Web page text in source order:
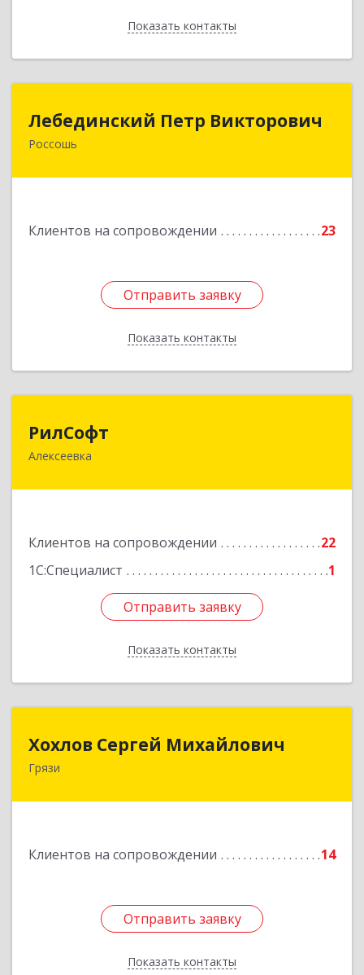
Показать контакты
Назад
Лебединский Петр Викторович
Россошь
Клиентов на сопровождении 23
Отправить заявку
Показать контакты
Лебединский Петр Викторович
396650, Воронежская обл., г. Россошь, пер.
Отправить заявку
Назад
РилСофт
Алексеевка
Клиентов на сопровождении
22
1С:Специалист
1
Отправить заявку
Показать контакты
309850, Белгородская обл, Алексеевский р-н,
Отправить заявку
Назад
Хохлов Сергей Михайлович
Грязи
Клиентов на сопровождении 14
Отправить заявку
Показать контакты
Хохлов Сергей Михайлович
Отправить заявку
Назад